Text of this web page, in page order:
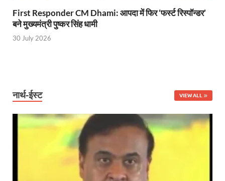
UP Police Recruitments: साल के आखिरी दिन युवाओं को
Ghoda Library Nainital: CM पुष्कर सिंह धामी ने घोड़ा
Millets Organic Food Start UP : सीएम योगी की
Kuldeep Singh Sengar: CJI की अध्यक्षता वाली बेंच
Kunda Raja Bhaiya: राजा भैया को मिला 1.5 करोड का
First Responder CM Dhami: आपदा में फिर ‘फर्स्ट रिस्पॉन्डर’
बने मुख्यमंत्री पुष्कर सिंह धामी
30 July 2026
नार्थ-ईस्ट VIEW ALL